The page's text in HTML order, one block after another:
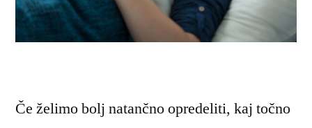
Če želimo bolj natančno opredeliti, kaj točno